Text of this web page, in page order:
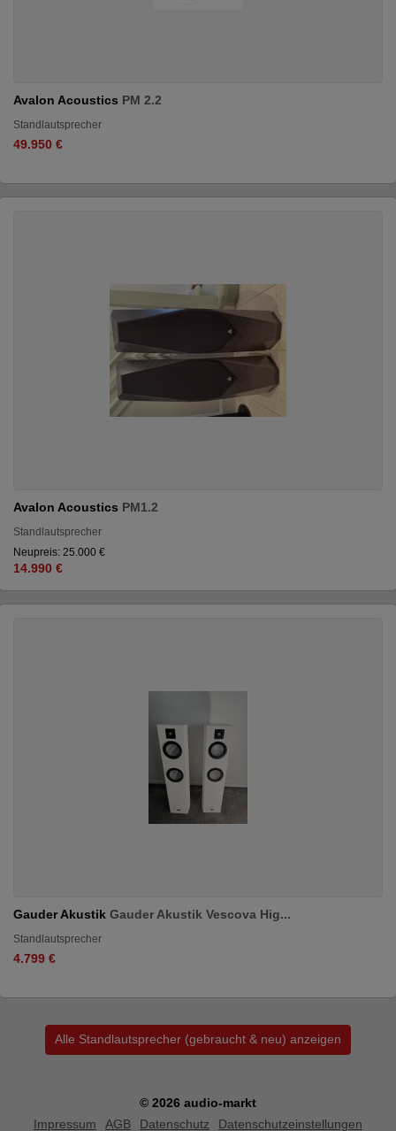
Avalon Acoustics PM 2.2
Standlautsprecher
49.950 €
Avalon Acoustics PM1.2
Standlautsprecher
Neupreis: 25.000 €
14.990 €
Gauder Akustik Gauder Akustik Vescova Hig...
Standlautsprecher
4.799 €
Alle Standlautsprecher (gebraucht & neu) anzeigen
© 2026 audio-markt
Impressum
AGB Datenschutz Datenschutzeinstellungen